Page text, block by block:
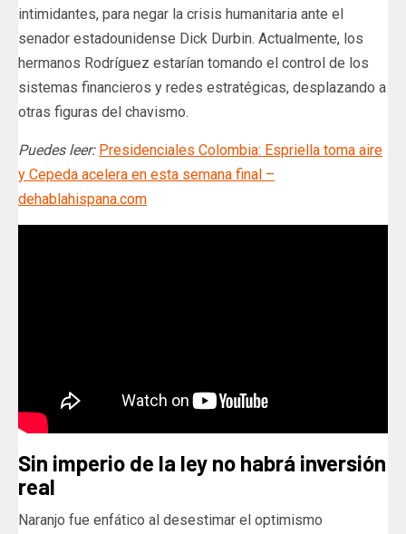
intimidantes, para negar la crisis humanitaria ante el
senador estadounidense Dick Durbin. Actualmente, los
hermanos Rodríguez estarían tomando el control de los
sistemas financieros y redes estratégicas, desplazando a
otras figuras del chavismo.
Puedes leer: Presidenciales Colombia: Espriella toma aire
y Cepeda acelera en esta semana final –
dehablahispana.com
Sin imperio de la ley no habrá inversión
real
Naranjo fue enfático al desestimar el optimismo